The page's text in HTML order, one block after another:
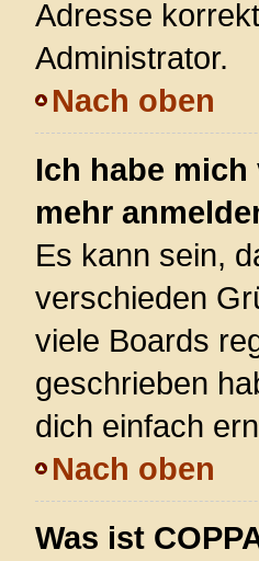
Adresse
Administrator.
Nach oben
Ich habe
mehr
Es kann sein,
verschieden
viele Boards
geschrieben
dich einfach
Nach oben
Was ist